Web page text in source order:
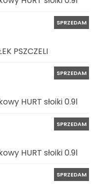
SPRZEDAM
PSZCZELI
SPRZEDAM
HURT słoiki 0.9l
SPRZEDAM
HURT słoiki 0.9l
SPRZEDAM